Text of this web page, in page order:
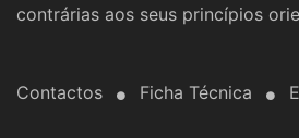
contrárias aos seus princípios
Contactos Ficha Técnica